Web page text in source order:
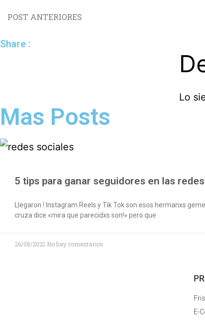
POST ANTERIORES
Share :
Lo
Mas Posts
5 tips para ganar seguidores en las
Llegaron ! Instagram Reels y Tik Tok son esos hermanxs
cruza dice «mira que parecidxs son!» pero que
26/08/2021 No hay comentarios
E-